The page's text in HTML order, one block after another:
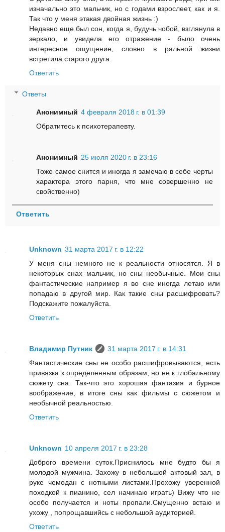
изначально это мальчик, но с годами взрослеет, как и я.
Так что у меня этакая двойная жизнь :)
Недавно еще был сон, когда я, будучь чобой, взглянула в
зеркало, и увидела его отражение - было очень
интересное ощущение, словно в ральной жизни
встретила старого друга.
Ответить
Ответы
Анонимный 4 февраля 2018 г. в 01:39
Обратитесь к психотерапевту.
Анонимный 25 июля 2020 г. в 23:16
Тоже самое снится и иногда я замечаю в себе черты
характера этого парня, что мне совершенно не
свойственно)
Ответить
Unknown 31 марта 2017 г. в 12:22
У меня сны немного не к реальности относятся. Я в
некоторых снах мальчик, но сны необычные. Мои сны
фантастические например я во сне иногда летаю или
попадаю в другой мир. Как такие сны расшифровать?
Подскажите пожалуйста.
Ответить
Владимир Путник
31 марта 2017 г. в 14:31
Фантастические сны не особо расшифровываются, есть
привязка к определенным образам, но не к глобальному
сюжету сна. Так-что это хорошая фантазия и бурное
воображение, в итоге сны как фильмы с сюжетом и
необычной реальностью.
Ответить
Unknown 10 апреля 2017 г. в 23:28
Доброго времени суток.Приснилось мне будто бы я
молодой мужчина. Захожу в небольшой актовый зал, в
руке чемодан с нотными листами.Прохожу уверенной
походкой к пианино, сел начинаю играть) Вижу что не
особо получается и ноты пропали.Смущенно встаю и
ухожу , попрощавшийсь с небольшой аудиторией.
Ответить